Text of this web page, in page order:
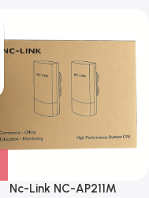
Nc-Link NC-AP211M